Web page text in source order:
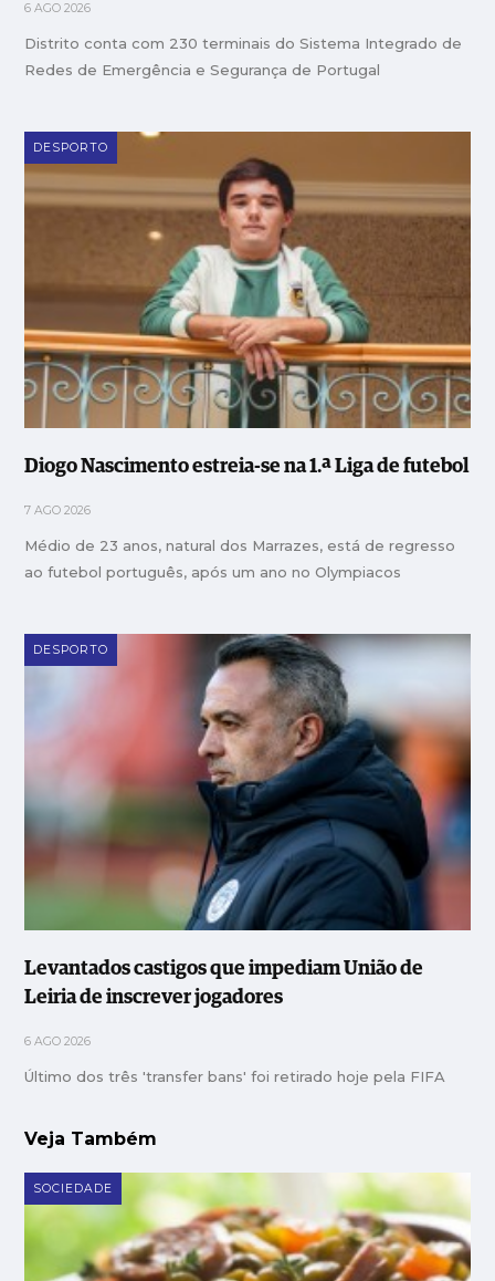
6 AGO 2026
Distrito conta com 230 terminais do Sistema Integrado de
Redes de Emergência e Segurança de Portugal
DESPORTO
Diogo Nascimento estreia-se na 1.ª Liga de futebol
7 AGO 2026
Médio de 23 anos, natural dos Marrazes, está de regresso
ao futebol português, após um ano no Olympiacos
DESPORTO
Levantados castigos que impediam União de
Leiria de inscrever jogadores
6 AGO 2026
Último dos três 'transfer bans' foi retirado hoje pela FIFA
Veja Também
SOCIEDADE